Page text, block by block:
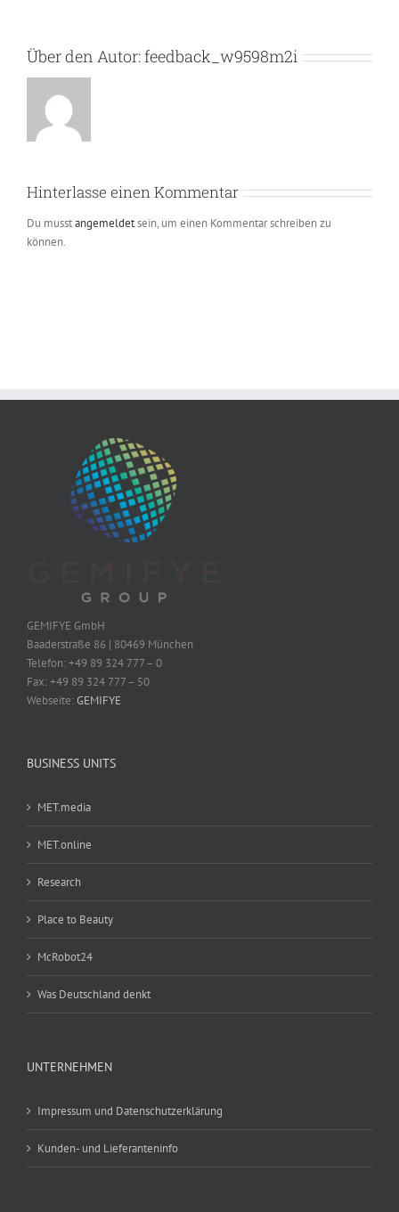
Über den Autor:feedback_w9598m2i
Hinterlasse einen Kommentar
Du musstangemeldetsein, um einen Kommentar schreiben zu
können.
GEMIFYE GmbH
Baaderstraße 86 | 80469 München
Telefon: +49 89 324 777 – 0
Fax: +49 89 324 777 – 50
Webseite:GEMIFYE
BUSINESS UNITS
MET.media
MET.online
Research
Place to Beauty
McRobot24
Was Deutschland denkt
UNTERNEHMEN
Impressum und Datenschutzerklärung
Kunden- und Lieferanteninfo